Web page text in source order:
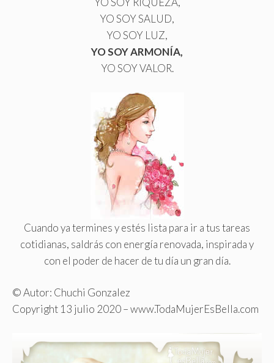
YO SOY SALUD,
YO SOY LUZ,
YO SOY ARMONÍA,
YO SOY VALOR.
Cuando ya termines y estés lista para ir a tus tareas
cotidianas, saldrás con energía renovada, inspirada y
con el poder de hacer de tu día un gran día.
© Autor: Chuchi Gonzalez
Copyright 13 julio 2020 – www.TodaMujerEsBella.com